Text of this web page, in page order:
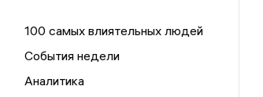
100 самых влиятельных людей
События недели
Аналитика